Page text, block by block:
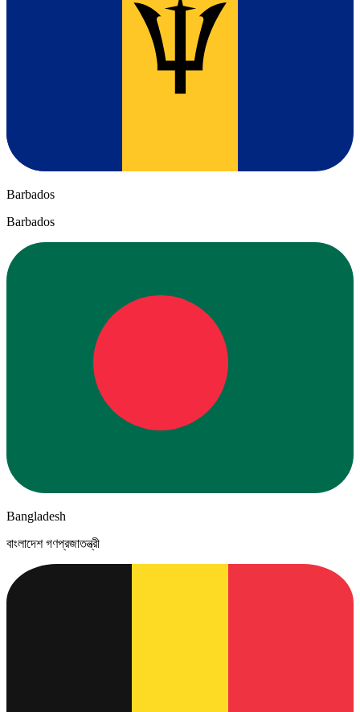
Barbados
Barbados
Bangladesh
বাংলাদেশ গণপ্রজাতন্ত্রী